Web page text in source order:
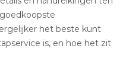
het beste kunt
is, en hoe het zit